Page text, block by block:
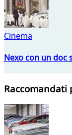
Cinema
Nexo con un doc
Raccomandati